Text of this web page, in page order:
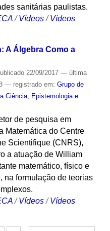
sanitárias paulistas.
/Vídeos /Vídeos
A Álgebra Como a
22/09/2017 — última
— registrado em: Grupo de
Ciência, Epistemologia e
de pesquisa em
Matemática do Centre
Scientifique (CNRS),
a atuação de William
matemático, físico e
na formulação de teorias
/Vídeos /Vídeos